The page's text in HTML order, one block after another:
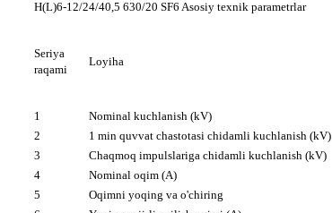
H(L)6-12/24/40,5 630/20 SF6 Asosiy texnik parametrlar
Seriya
raqami
Loyiha
1
Nominal kuchlanish (kV)
2
1 min quvvat chastotasi chidamli kuchlanish (kV)
3
Chaqmoq impulslariga chidamli kuchlanish (kV)
4
Nominal oqim (A)
5
Oqimni yoqing va o'chiring